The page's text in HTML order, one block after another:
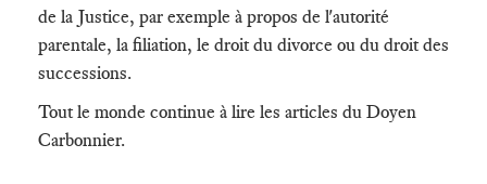
de la Justice, par exemple à propos de l'autorité
parentale, la filiation, le droit du divorce ou du droit des
successions.
Tout le monde continue à lire les articles du Doyen
Carbonnier.